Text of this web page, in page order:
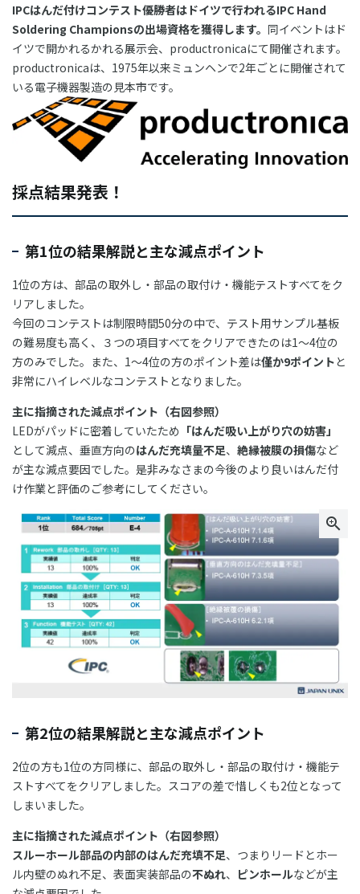
IPCはんだ付けコンテスト優勝者はドイツで行われるIPC Hand
Soldering Championsの出場資格を獲得します。 同イベントはド
イツで開かれるかれる展示会、productronicaにて開催されます。
productronicaは、1975年以来ミュンヘンで2年ごとに開催されて
いる電子機器製造の見本市です。
採点結果発表！
第1位の結果解説と主な減点ポイント
1位の方は、部品の取外し・部品の取付け・機能テストすべてをク
リアしました。
今回のコンテストは制限時間50分の中で、テスト用サンプル基板
の難易度も高く、３つの項目すべてをクリアできたのは1～4位の
方のみでした。また、1～4位の方のポイント差は僅か9ポイントと
非常にハイレベルなコンテストとなりました。
主に指摘された減点ポイント（右図参照）
LEDがパッドに密着していたため 「はんだ吸い上がり穴の妨害」
として減点、垂直方向のはんだ充填量不足、 絶縁被膜の損傷など
が主な減点要因でした。是非みなさまの今後のより良いはんだ付
け作業と評価のご参考にしてください。
第2位の結果解説と主な減点ポイント
2位の方も1位の方同様に、部品の取外し・部品の取付け・機能テ
ストすべてをクリアしました。スコアの差で惜しくも2位となって
しまいました。
主に指摘された減点ポイント（右図参照）
スルーホール部品の内部のはんだ充填不足、つまりリードとホー
ル内壁のぬれ不足、表面実装部品の不ぬれ、 ピンホールなどが主